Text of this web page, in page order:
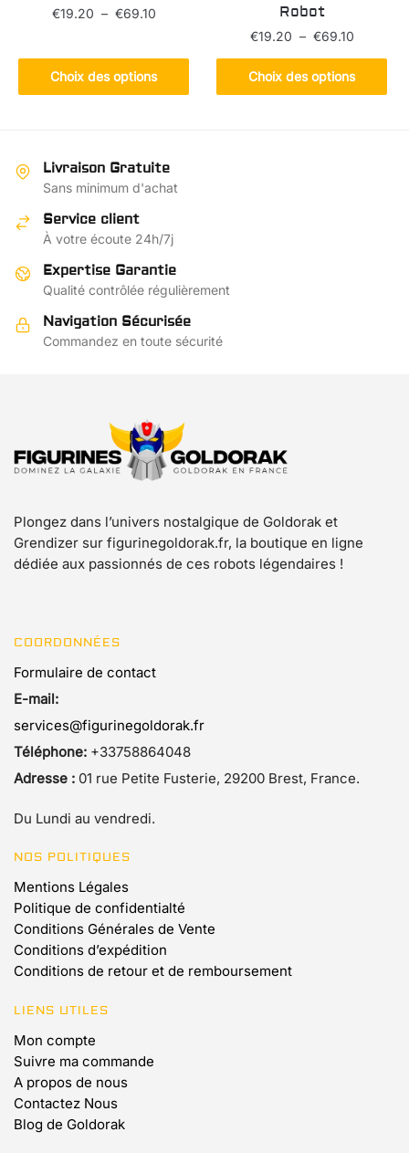
€19.20 – €69.10Plage
€19.20
à
Choix des options
produit
a
Les
options
être
choisies
sur
la
page
du
Robot
€19.20 – €69.10Plage
de
prix :
€19.20
Choix des options
Ce
produit
Livraison Gratuite
Sans minimum d'achat
Service client
À votre écoute 24h/7j
Expertise Garantie
Qualité contrôlée régulièrement
Navigation Sécurisée
Commandez en toute sécurité
Plongez dans l’univers nostalgique de Goldorak et
Grendizer sur figurinegoldorak.fr, la boutique en ligne
dédiée aux passionnés de ces robots légendaires !
COORDONNÉES
Formulaire de contact
E-mail:
services@figurinegoldorak.fr
Téléphone: +33758864048
Adresse : 01 rue Petite Fusterie, 29200 Brest, France.
Du Lundi au vendredi.
NOS POLITIQUES
Mentions Légales
Politique de confidentialté
Conditions Générales de Vente
Conditions d’expédition
Conditions de retour et de remboursement
LIENS UTILES
Mon compte
Suivre ma commande
A propos de nous
Contactez Nous
Blog de Goldorak